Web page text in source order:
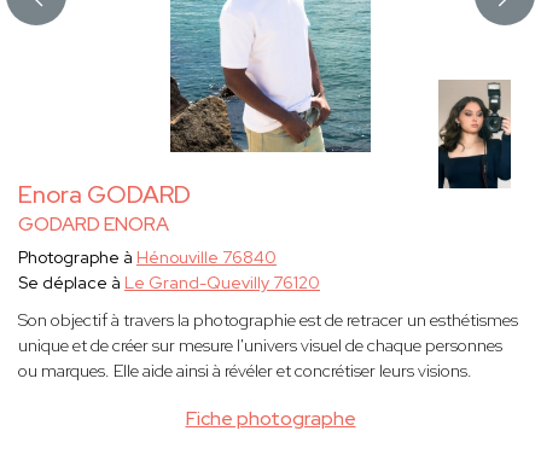
Enora GODARD
GODARD ENORA
Fiche photographe
Photographe à Hénouville 76840
Se déplace à Le Grand-Quevilly 76120
Son objectif à travers la photographie est de retracer un esthétismes
unique et de créer sur mesure l'univers visuel de chaque personnes
ou marques. Elle aide ainsi à révéler et concrétiser leurs visions.